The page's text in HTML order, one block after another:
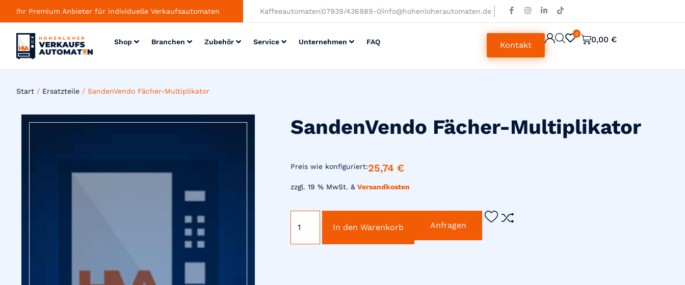
Ihr Premium Anbieter für individuelle Verkaufsautomaten Kaffeeautomaten 07939/436989-0 info@hohenloherautomaten.de
Shop Branchen Zubehör Service Unternehmen FAQ Kontakt
0
0,00 €
Start / Ersatzteile / SandenVendo Fächer-Multiplikator
SandenVendo Fächer-Multiplikator
Preis wie konfiguriert:25,74 €
zzgl. 19 % MwSt. & Versandkosten
In den Warenkorb Anfragen